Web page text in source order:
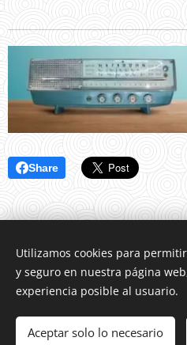
Share
© 2021 Estación de Radio,
Creado con
¡Crea tu página web
Utilizamos cookies para
y seguro en nuestra página
experiencia posible al usuario.
Aceptar solo lo necesario